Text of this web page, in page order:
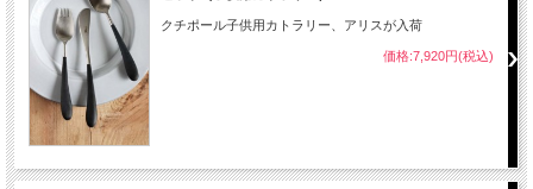
クチポール子供用カトラリー、アリスが入荷
価格:7,920円(税込)